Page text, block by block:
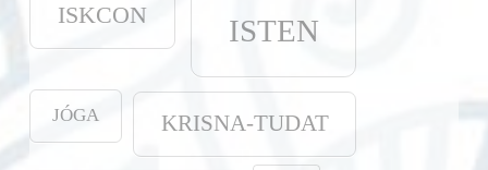
ISKCON ISTEN
JÓGA KRISNA-TUDAT